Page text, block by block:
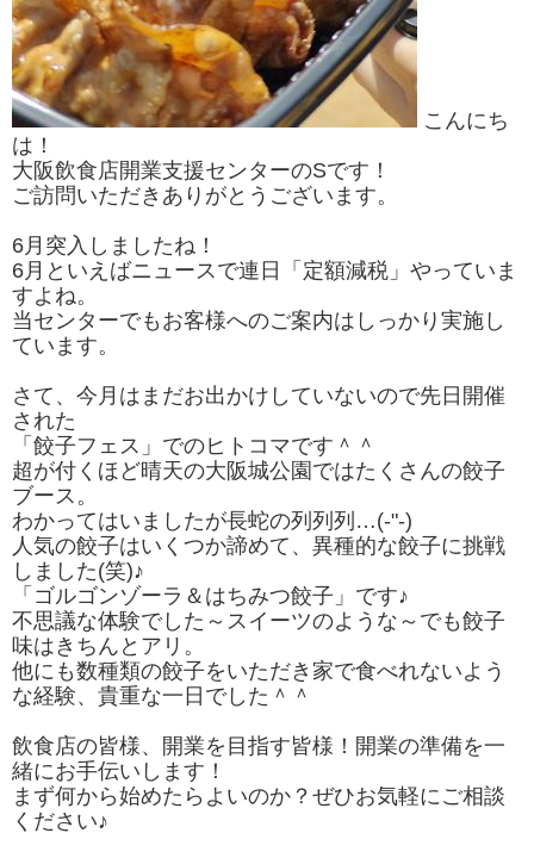
こんにち
は！
大阪飲食店開業支援センターのSです！
ご訪問いただきありがとうございます。
6月突入しましたね！
6月といえばニュースで連日「定額減税」やっていま
すよね。
当センターでもお客様へのご案内はしっかり実施し
ています。
さて、今月はまだお出かけしていないので先日開催
された
「餃子フェス」でのヒトコマです＾＾
超が付くほど晴天の大阪城公園ではたくさんの餃子
ブース。
わかってはいましたが長蛇の列列列…(-"-)
人気の餃子はいくつか諦めて、異種的な餃子に挑戦
しました(笑)♪
「ゴルゴンゾーラ＆はちみつ餃子」です♪
不思議な体験でした～スイーツのような～でも餃子
味はきちんとアリ。
他にも数種類の餃子をいただき家で食べれないよう
な経験、貴重な一日でした＾＾
飲食店の皆様、開業を目指す皆様！開業の準備を一
緒にお手伝いします！
まず何から始めたらよいのか？ぜひお気軽にご相談
ください♪